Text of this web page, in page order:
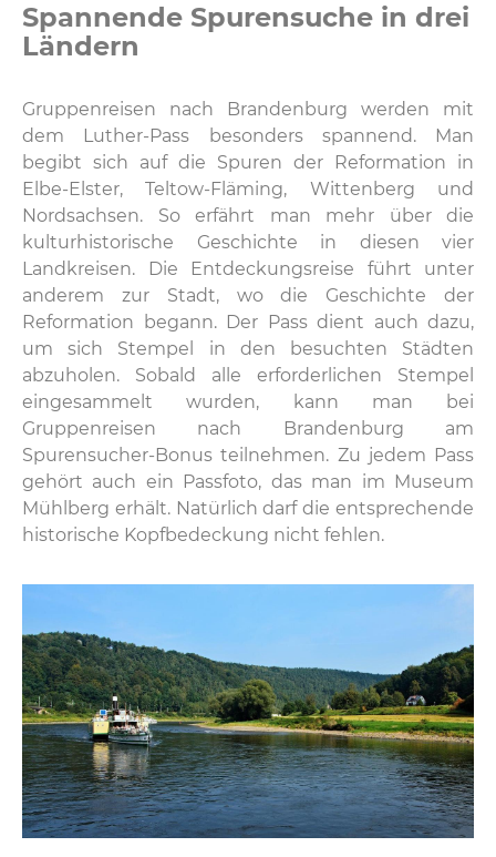
Spannende Spurensuche in drei
Ländern
Gruppenreisen nach Brandenburg werden mit
dem Luther-Pass besonders spannend. Man
begibt sich auf die Spuren der Reformation in
Elbe-Elster, Teltow-Fläming, Wittenberg und
Nordsachsen. So erfährt man mehr über die
kulturhistorische Geschichte in diesen vier
Landkreisen. Die Entdeckungsreise führt unter
anderem zur Stadt, wo die Geschichte der
Reformation begann. Der Pass dient auch dazu,
um sich Stempel in den besuchten Städten
abzuholen. Sobald alle erforderlichen Stempel
eingesammelt wurden, kann man bei
Gruppenreisen nach Brandenburg am
Spurensucher-Bonus teilnehmen. Zu jedem Pass
gehört auch ein Passfoto, das man im Museum
Mühlberg erhält. Natürlich darf die entsprechende
historische Kopfbedeckung nicht fehlen.